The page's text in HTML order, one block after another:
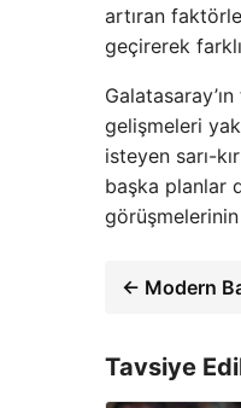
artıran
geçirerek
gelişmeleri
isteyen sarı-
başka planlar
← Modern
Tavsiye